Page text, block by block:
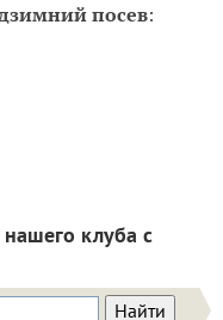
посев:
клуба с